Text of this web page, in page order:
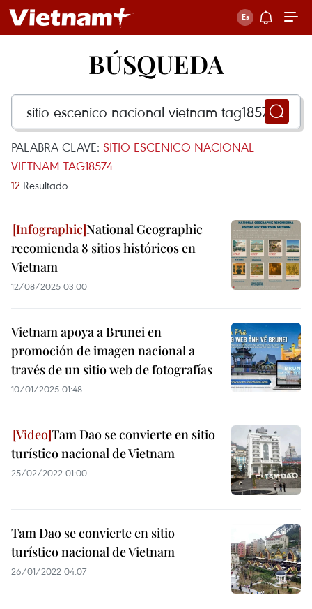
BÚSQUEDA
PALABRA CLAVE: SITIO ESCENICO NACIONAL
VIETNAM TAG18574
12 Resultado
National Geographic
recomienda 8 sitios históricos en
Vietnam
12/08/2025 03:00
Vietnam apoya a Brunei en
promoción de imagen nacional a
través de un sitio web de fotografías
10/01/2025 01:48
Tam Dao se convierte en sitio
turístico nacional de Vietnam
25/02/2022 01:00
Tam Dao se convierte en sitio
turístico nacional de Vietnam
26/01/2022 04:07